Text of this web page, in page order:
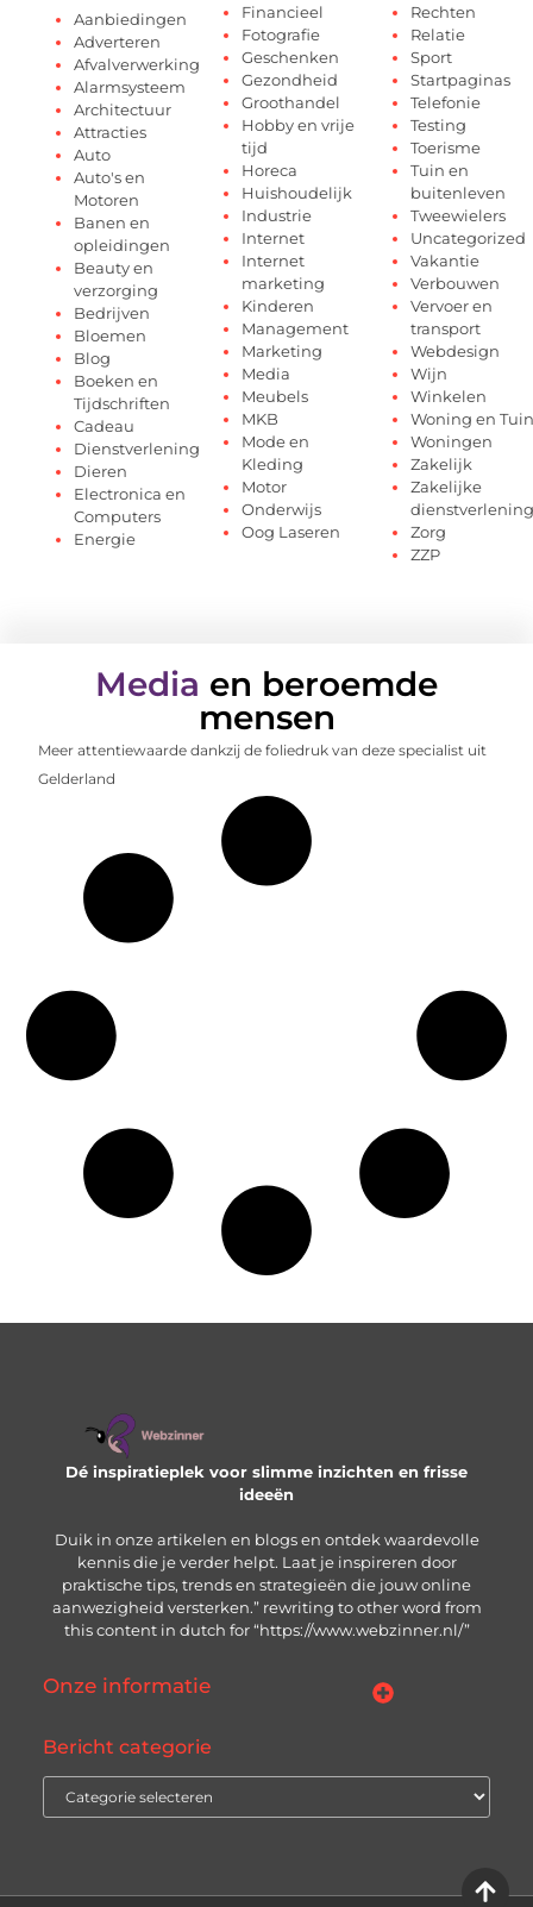
Aanbiedingen
Adverteren
Afvalverwerking
Alarmsysteem
Architectuur
Attracties
Auto
Auto's en
Motoren
Banen en
opleidingen
Beauty en
verzorging
Bedrijven
Bloemen
Blog
Boeken en
Tijdschriften
Cadeau
Dienstverlening
Dieren
Electronica en
Computers
Energie
Financieel
Fotografie
Geschenken
Gezondheid
Groothandel
Hobby en vrije
tijd
Horeca
Huishoudelijk
Industrie
Internet
Internet
marketing
Kinderen
Management
Marketing
Media
Meubels
MKB
Mode en
Kleding
Motor
Onderwijs
Oog Laseren
Rechten
Relatie
Sport
Startpaginas
Telefonie
Testing
Toerisme
Tuin en
buitenleven
Tweewielers
Uncategorized
Vakantie
Verbouwen
Vervoer en
transport
Webdesign
Wijn
Winkelen
Woning en Tuin
Woningen
Zakelijk
Zakelijke
dienstverlening
Zorg
ZZP
Media en beroemde
mensen
Meer attentiewaarde dankzij de foliedruk van deze specialist uit
Gelderland
Dé inspiratieplek voor slimme inzichten en frisse
ideeën
Duik in onze artikelen en blogs en ontdek waardevolle
kennis die je verder helpt. Laat je inspireren door
praktische tips, trends en strategieën die jouw online
aanwezigheid versterken.” rewriting to other word from
this content in dutch for “https://www.webzinner.nl/”
Onze informatie
Bericht categorie